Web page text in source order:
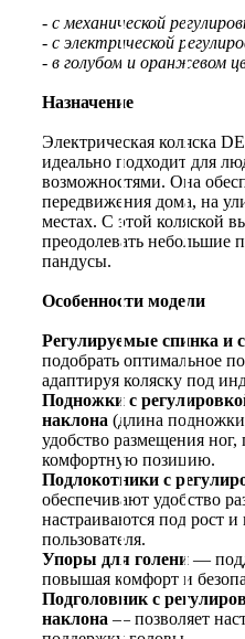
- с механической
- с электрической
- в голубом и оранжевом
Назначение
Электрическая коляска
идеально подходит для
возможностями. Она
передвижения дома, на
местах. С этой коляской
преодолевать небольшие
пандусы.
Особенности модели
Регулируемые спинка и
подобрать оптимальное
адаптируя коляску под
Подножки с
наклона (длина
удобство размещения ног,
комфортную позицию.
Подлокотники с
обеспечивают удобство
настраиваются под рост и
пользователя.
Упоры для голени —
повышая комфорт и
Подголовник с
наклона — позволяет